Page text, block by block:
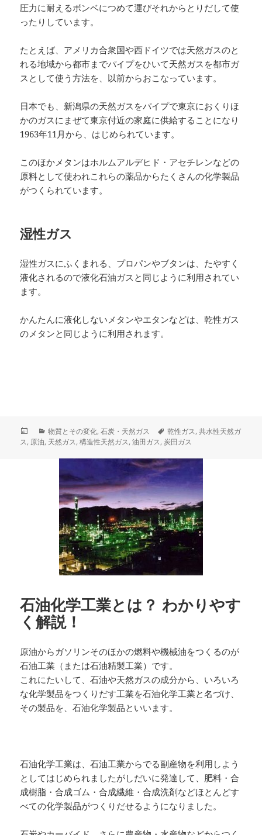
圧力に耐えるボンベにつめて運びそれからとりだして使
ったりしています。
たとえば、アメリカ合衆国や西ドイツでは天然ガスのと
れる地域から都市までパイプをひいて天然ガスを都市ガ
スとして使う方法を、以前からおこなっています。
日本でも、新潟県の天然ガスをパイプで東京におくりほ
かのガスにまぜて東京付近の家庭に供給することになり
1963年11月から、はじめられています。
このほかメタンはホルムアルデヒド・アセチレンなどの
原料として使われこれらの薬品からたくさんの化学製品
がつくられています。
湿性ガス
湿性ガスにふくまれる、プロパンやブタンは、たやすく
液化されるので液化石油ガスと同じように利用されてい
ます。
かんたんに液化しないメタンやエタンなどは、乾性ガス
のメタンと同じように利用されます。
稿
カ
テ
物質とその変化,石炭・天然ガス
タ
グ
乾性ガス,共水性天然ガ
ス, 原油, 天然ガス,構造性天然ガス,油田ガス,炭田ガス
石油化学工業とは？ わかりやす
く解説！
原油からガソリンそのほかの燃料や機械油をつくるのが
石油工業（または石油精製工業）です。
これにたいして、石油や天然ガスの成分から、いろいろ
な化学製品をつくりだす工業を石油化学工業と名づけ、
その製品を、石油化学製品といいます。
石油化学工業は、石油工業からでる副産物を利用しよう
としてはじめられましたがしだいに発達して、肥料・合
成樹脂・合成ゴム・合成繊維・合成洗剤などほとんどす
べての化学製品がつくりだせるようになりました。